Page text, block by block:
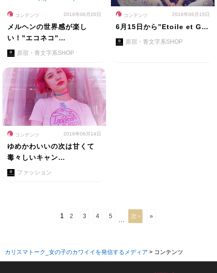
コンテンツ 2016年06月20日
メルヘンの世界感が楽し
い！”エコネコ”…
原宿・青文字系SHOP
コンテンツ 2016年06月15日
6月15日から”Etoile et G…
原宿・青文字系SHOP
コンテンツ 2016年06月14日
ゆめかわいいの次は甘くて
毒々しいキャン…
ファッション
1 2 3 4 5 次 › »
カリスマトーク_女の子のカワイイを発信するメディア > コンテンツ